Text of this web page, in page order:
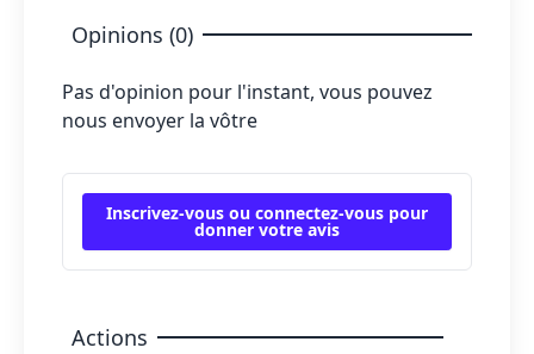
Opinions (0)
Pas d'opinion pour l'instant, vous pouvez
nous envoyer la vôtre
Inscrivez-vous ou connectez-vous pour
donner votre avis
Actions